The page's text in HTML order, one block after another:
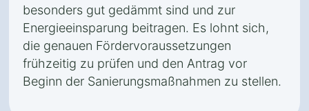
besonders gut gedämmt sind und zur
Energieeinsparung beitragen. Es lohnt sich,
die genauen Fördervoraussetzungen
frühzeitig zu prüfen und den Antrag vor
Beginn der Sanierungsmaßnahmen zu stellen.